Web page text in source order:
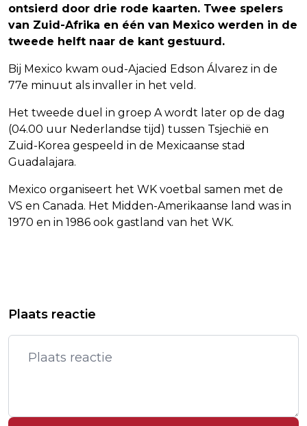
ontsierd door drie rode kaarten. Twee spelers
van Zuid-Afrika en één van Mexico werden in de
tweede helft naar de kant gestuurd.
Bij Mexico kwam oud-Ajacied Edson Álvarez in de
77e minuut als invaller in het veld.
Het tweede duel in groep A wordt later op de dag
(04.00 uur Nederlandse tijd) tussen Tsjechië en
Zuid-Korea gespeeld in de Mexicaanse stad
Guadalajara.
Mexico organiseert het WK voetbal samen met de
VS en Canada. Het Midden-Amerikaanse land was in
1970 en in 1986 ook gastland van het WK.
NADERENDE DEAL MET IRAN
IRAN MELDT NOG GEEN DEFINITIEVE
BESLISSING OVER DEAL MET VS
Plaats reactie